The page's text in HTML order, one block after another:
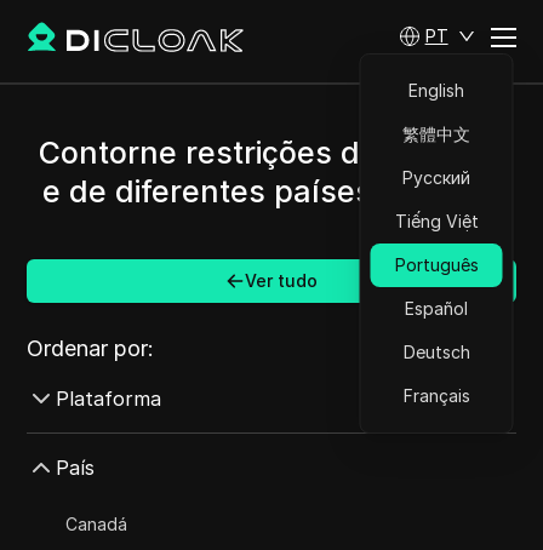
PT
English
繁體中文
Русский
Tiếng Việt
Português
Español
Deutsch
Français
Contorne restrições de Disney+
e de diferentes países/regiões.
Ver tudo
Ordenar por:
Plataforma
AdMob
País
Canadá